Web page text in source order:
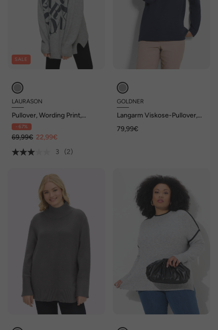
SALE
LAURASON
Pullover, Wording Print,
Wollanteil, Stehkragen,
Langarm
- 67%
69,99€ 22,99€
3
(2)
GOLDNER
Langarm Viskose-Pullover,
79,99€